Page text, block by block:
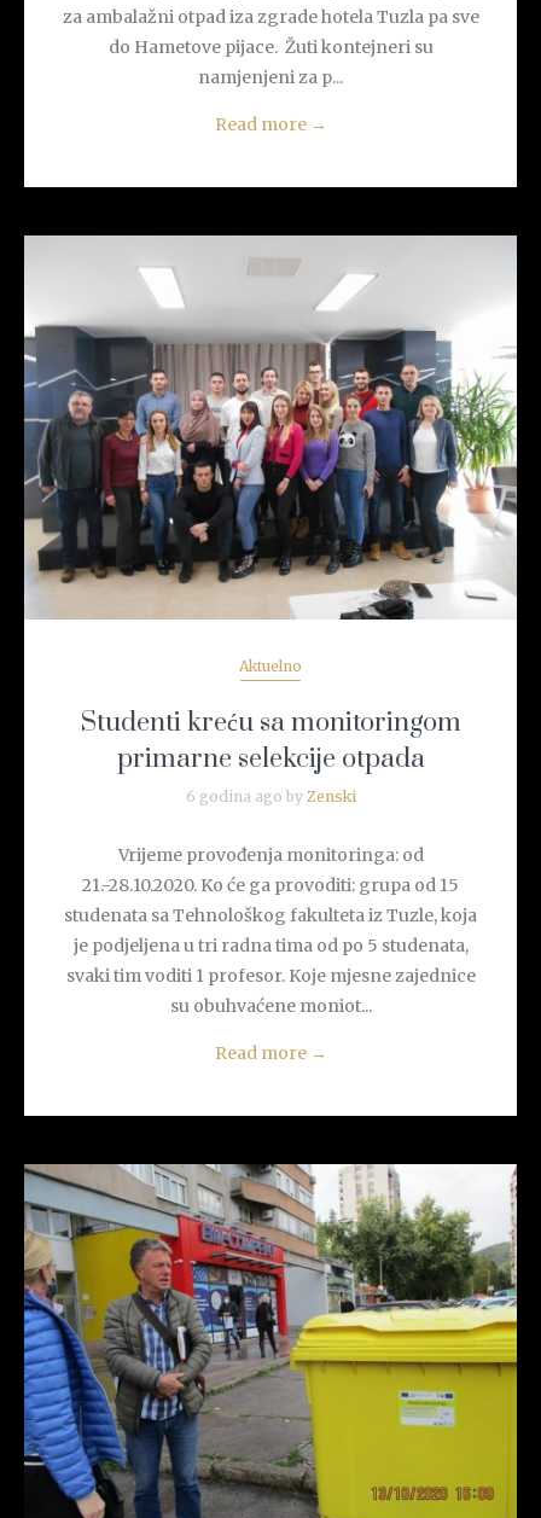
za ambalažni otpad iza zgrade hotela Tuzla pa sve
do Hametove pijace. Žuti kontejneri su
namjenjeni za p...
Read more →
READ MORE
Aktuelno
Studenti kreću sa monitoringom
primarne selekcije otpada
6 godina ago by Zenski
Vrijeme provođenja monitoringa: od
21.-28.10.2020. Ko će ga provoditi: grupa od 15
studenata sa Tehnološkog fakulteta iz Tuzle, koja
je podjeljena u tri radna tima od po 5 studenata,
svaki tim voditi 1 profesor. Koje mjesne zajednice
su obuhvaćene moniot...
Read more →
READ MORE